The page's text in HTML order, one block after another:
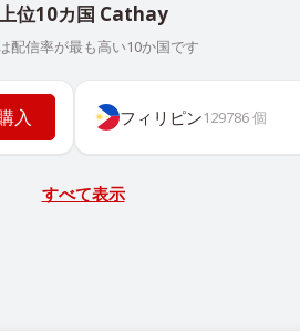
位10カ国 Cathay
配信率が最も高い10か国です
入 フィリピン129786個
すべて表示